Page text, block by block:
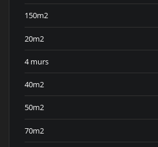
150m2
20m2
4 murs
40m2
50m2
70m2